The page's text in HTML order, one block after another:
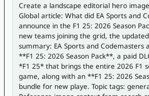
Create a landscape editorial hero
Global article: What did EA Sports and
announce in the F1 25: 2026 Season
new teams joining the grid, the
summary: EA Sports and Codemasters
**F1 25: 2026 Season Pack**, a paid
*F1 25* that brings the entire 2026 F1
game, along with an **F1 25: 2026
bundle for new playe. Topic tags: